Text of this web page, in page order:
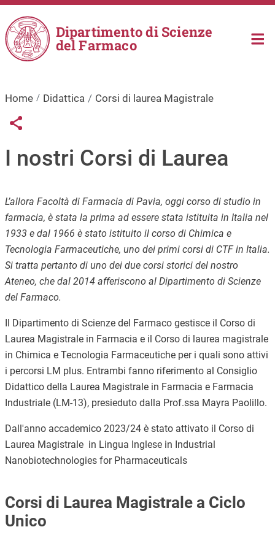
Salta al contenuto principale
Dipartimento di Scienze
del Farmaco
Home Didattica Corsi di laurea Magistrale
Links condivisione social
Share button
I nostri Corsi di Laurea
L’allora Facoltà di Farmacia di Pavia, oggi corso di studio in
farmacia, è stata la prima ad essere stata istituita in Italia nel
1933 e dal 1966 è stato istituito il corso di Chimica e
Tecnologia Farmaceutiche, uno dei primi corsi di CTF in Italia.
Si tratta pertanto di uno dei due corsi storici del nostro
Ateneo, che dal 2014 afferiscono al Dipartimento di Scienze
del Farmaco.
Il Dipartimento di Scienze del Farmaco gestisce il Corso di
Laurea Magistrale in Farmacia e il Corso di laurea magistrale
in Chimica e Tecnologia Farmaceutiche per i quali sono attivi
i percorsi LM plus. Entrambi fanno riferimento al Consiglio
Didattico della Laurea Magistrale in Farmacia e Farmacia
Industriale (LM-13), presieduto dalla Prof.ssa Mayra Paolillo.
Dall'anno accademico 2023/24 è stato attivato il Corso di
Laurea Magistrale in Lingua Inglese in Industrial
Nanobiotechnologies for Pharmaceuticals
Corsi di Laurea Magistrale a Ciclo
Unico